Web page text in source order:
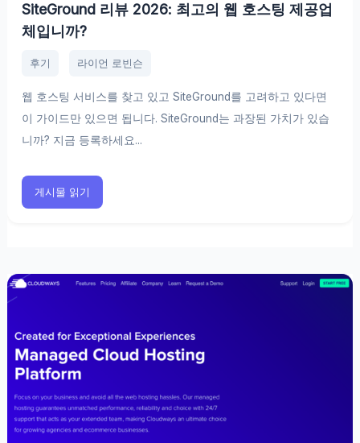
SiteGround 리뷰 2026: 최고의 웹 호스팅 제공업
체입니까?
후기 라이언 로빈슨
웹 호스팅 서비스를 찾고 있고 SiteGround를 고려하고 있다면
이 가이드만 있으면 됩니다. SiteGround는 과장된 가치가 있습
니까? 지금 등록하세요...
게시물 읽기